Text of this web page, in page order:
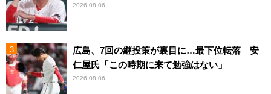
2026.08.06
広島、7回の継投策が裏目に…最下位転落 安
仁屋氏「この時期に来て勉強はない」
2026.08.06